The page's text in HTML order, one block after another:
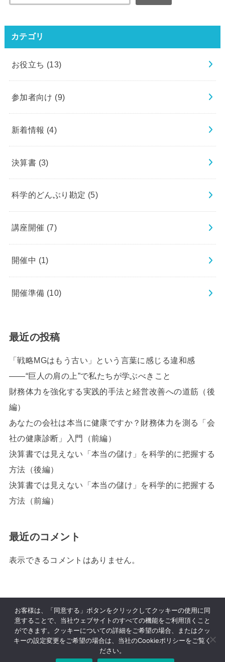
カテゴリ
お役立ち (13)
参加者向け (9)
新着情報 (4)
決算書 (3)
科学的どんぶり勘定 (5)
講座開催 (7)
開催中 (1)
開催準備 (10)
最近の投稿
「戦略MGはもう古い」という言葉に感じる違和感
――“巨人の肩の上”で私たちが学ぶべきこと
財務体力を強化する実践的手法と経営改善への道筋（後
編）
あなたの会社は本当に健康ですか？財務体力を測る「会
社の健康診断」入門（前編）
決算書では見えない「本当の儲け」を科学的に把握する
方法（後編）
決算書では見えない「本当の儲け」を科学的に把握する
方法（前編）
最近のコメント
表示できるコメントはありません。
HOME イベント
クラウド戦略 MG 利用規約
Cookie ポリシー
プライバシーポリシー
お客様は、「同意する」ボタンをクリックしてクッキーの使用に同
意することで、当社ウェブサイトのすべての機能をご利用頂くこと
ができます。クッキーについての詳細をご希望の場合、またはクッ
キーの設定変更をご希望の場合は、当社のCookieポリシーをご覧く
ださい。